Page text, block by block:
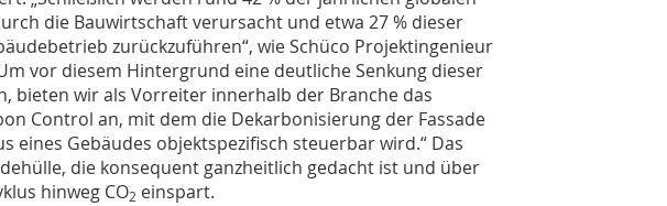
die Bauwirtschaft verursacht und etwa 27 % dieser
zurückzuführen“, wie Schüco Projektingenieur
vor diesem Hintergrund eine deutliche Senkung dieser
bieten wir als Vorreiter innerhalb der Branche das
Control an, mit dem die Dekarbonisierung der Fassade
eines Gebäudes objektspezifisch steuerbar wird.“ Das
die konsequent ganzheitlich gedacht ist und über
hinweg CO2 einspart.